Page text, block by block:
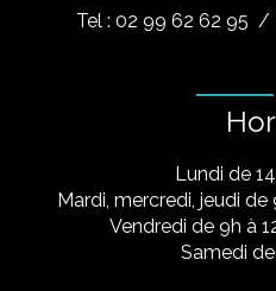
Tel : 02 99 62 62 95 /
Lundi de
Mardi, mercredi, jeudi de
Vendredi de 9h à
Samedi